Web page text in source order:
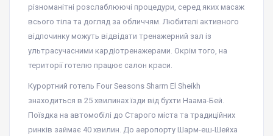
різноманітні розслаблюючі процедури, серед яких масаж
всього тіла та догляд за обличчям. Любителі активного
відпочинку можуть відвідати тренажерний зал із
ультрасучасними кардіотренажерами. Окрім того, на
території готелю працює салон краси.
Курортний готель Four Seasons Sharm El Sheikh
знаходиться в 25 хвилинах їзди від бухти Наама-Бей.
Поїздка на автомобілі до Старого міста та традиційних
ринків займає 40 хвилин. До аеропорту Шарм-еш-Шейха